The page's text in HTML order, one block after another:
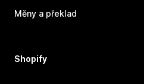
Měny a překlad
Shopify